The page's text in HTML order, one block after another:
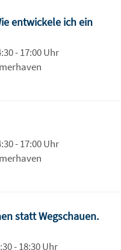
entwickele ich ein
- 17:00 Uhr
- 17:00 Uhr
statt Wegschauen.
- 18:30 Uhr